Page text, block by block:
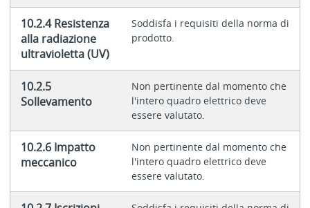
10.2.4 Resistenza
alla radiazione
ultravioletta (UV)
Soddisfa i requisiti della norma di
prodotto.
10.2.5
Sollevamento
Non pertinente dal momento che
l'intero quadro elettrico deve
essere valutato.
10.2.6 Impatto
meccanico
Non pertinente dal momento che
l'intero quadro elettrico deve
essere valutato.